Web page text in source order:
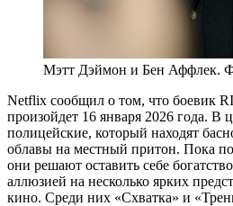
Мэтт Дэймон и Бен Аффлек.
Netflix сообщил о том, что боевик
произойдет 16 января 2026 года. В
полицейские, который находят
облавы на местный притон. Пока
они решают оставить себе
аллюзией на несколько ярких
кино. Среди них «Схватка» и